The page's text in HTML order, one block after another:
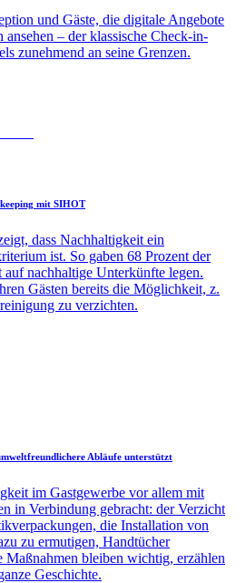
und Gäste, die digitale Angebote
ansehen – der klassische Check-in-
zunehmend an seine Grenzen.
mit SIHOT
dass Nachhaltigkeit ein
ist. So gaben 68 Prozent der
auf nachhaltige Unterkünfte legen.
Gästen bereits die Möglichkeit, z.
zu verzichten.
Abläufe unterstützt
im Gastgewerbe vor allem mit
in Verbindung gebracht: der Verzicht
die Installation von
zu ermutigen, Handtücher
bleiben wichtig, erzählen
Geschichte.